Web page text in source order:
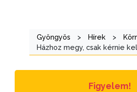
KIEMELT
Gyöngyös > Hírek >
Házhoz megy, csak kérnie
Figyelem!